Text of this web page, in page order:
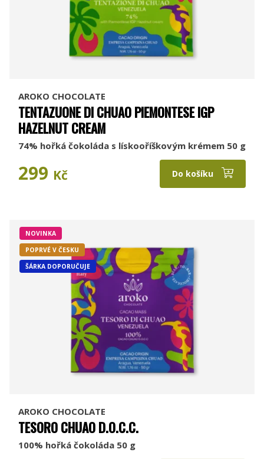
AROKO CHOCOLATE
TENTAZUONE DI CHUAO PIEMONTESE IGP
HAZELNUT CREAM
74% hořká čokoláda s lískooříškovým krémem 50 g
299 Kč Do košíku
NOVINKA
POPRVÉ V ČESKU
ŠÁRKA DOPORUČUJE
AROKO CHOCOLATE
TESORO CHUAO D.O.C.C.
100% hořká čokoláda 50 g